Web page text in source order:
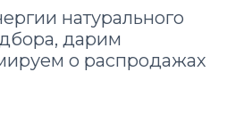
натурального
дарим
о распродажах